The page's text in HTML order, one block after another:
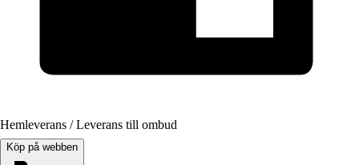
Hemleverans / Leverans till ombud
Köp på webben